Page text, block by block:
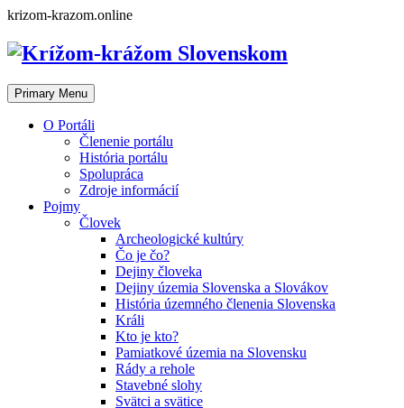
Skip
content
krizom-krazom.online
Primary Menu
O Portáli
Členenie portálu
História portálu
Spolupráca
Zdroje informácií
Pojmy
Človek
Archeologické kultúry
Čo je čo?
Dejiny človeka
Dejiny územia Slovenska a Slovákov
História územného členenia Slovenska
Králi
Kto je kto?
Pamiatkové územia na Slovensku
Rády a rehole
Stavebné slohy
Svätci a svätice